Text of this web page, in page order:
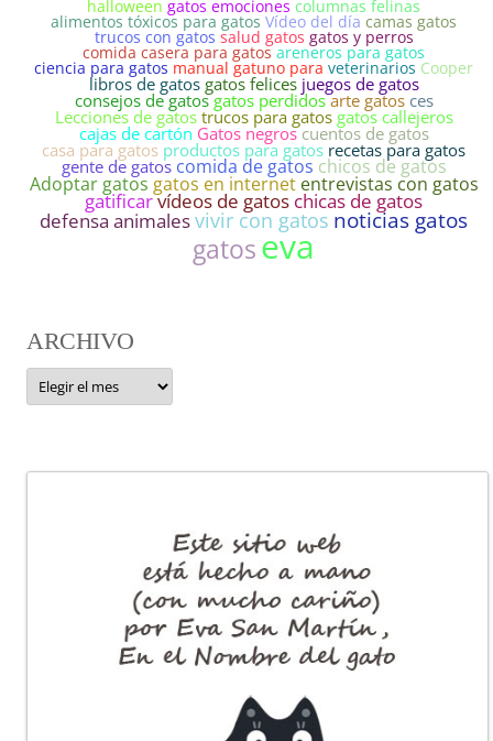
halloween gatos emociones columnas felinas
alimentos tóxicos para gatos Vídeo del día camas gatos
trucos con gatos salud gatos gatos y perros
comida casera para gatos areneros para gatos
ciencia para gatos manual gatuno para veterinarios Cooper
libros de gatos gatos felices juegos de gatos
consejos de gatos gatos perdidos arte gatos ces
Lecciones de gatos trucos para gatos gatos callejeros
cajas de cartón Gatos negros cuentos de gatos
casa para gatos productos para gatos recetas para gatos
gente de gatos comida de gatos chicos de gatos
Adoptar gatos gatos en internet entrevistas con gatos
gatificarvídeos de gatos chicas de gatos
defensa animalesvivir con gatos noticias gatos
gatoseva
ARCHIVO
ARCHIVO